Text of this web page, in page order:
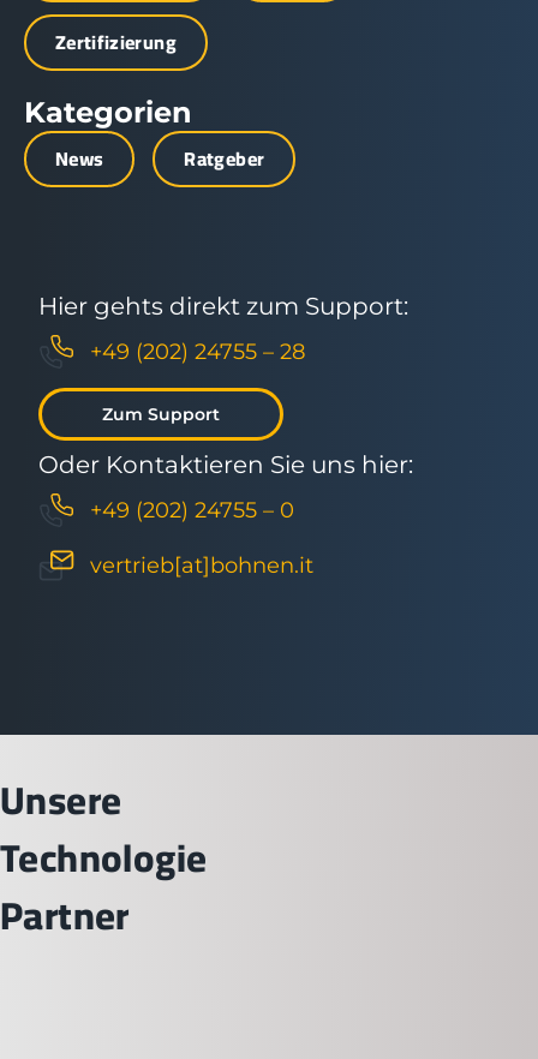
Zertifizierung
Kategorien
News Ratgeber
Hier gehts direkt zum Support:
+49 (202) 24755 – 28
Zum Support
Oder Kontaktieren Sie uns hier:
+49 (202) 24755 – 0
vertrieb[at]bohnen.it
Unsere
Technologie
Partner